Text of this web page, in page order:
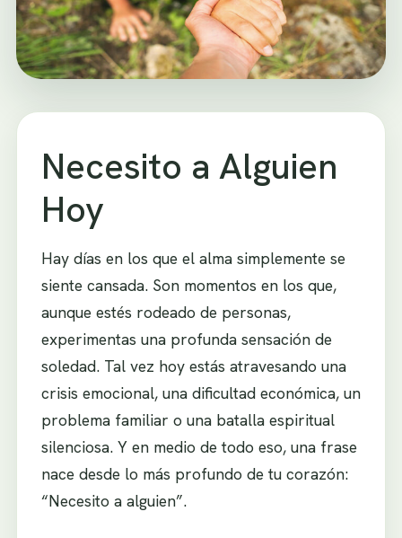
Necesito a Alguien
Hoy
Hay días en los que el alma simplemente se
siente cansada. Son momentos en los que,
aunque estés rodeado de personas,
experimentas una profunda sensación de
soledad. Tal vez hoy estás atravesando una
crisis emocional, una dificultad económica, un
problema familiar o una batalla espiritual
silenciosa. Y en medio de todo eso, una frase
nace desde lo más profundo de tu corazón:
“Necesito a alguien”.